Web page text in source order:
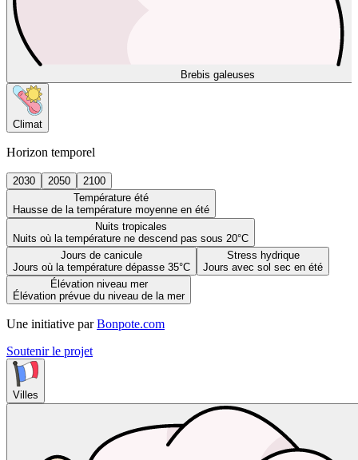
Brebis galeuses
Climat
Horizon temporel
2030 2050
2100
Température été
Hausse de la température moyenne en été
Nuits tropicales
Nuits où la température ne descend pas sous 20°C
Jours de canicule
Jours où la température dépasse 35°C
Stress hydrique
Jours avec sol sec en été
Élévation niveau mer
Élévation prévue du niveau de la mer
Une initiative par Bonpote.com
Soutenir le projet
Villes